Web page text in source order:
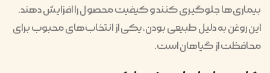
بیماری‌ها جلوگیری کنند و کیفیت محصول را افزایش دهند.
این روغن به دلیل طبیعی بودن، یکی از انتخاب‌های محبوب برای
محافظت از گیاهان است.